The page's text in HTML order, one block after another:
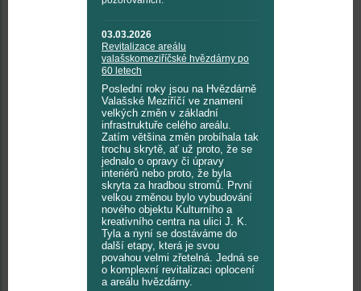
03.03.2026
Revitalizace areálu
valašskomeziříčské hvězdárny po
60 letech
Poslední roky jsou na Hvězdárně
Valašské Meziříčí ve znamení
velkých změn v základní
infrastruktuře celého areálu.
Zatím většina změn probíhala tak
trochu skrytě, ať už proto, že se
jednalo o opravy či úpravy
interiérů nebo proto, že byla
skryta za hradbou stromů. První
velkou změnou bylo vybudování
nového objektu Kulturního a
kreativního centra na ulici J. K.
Tyla a nyní se dostáváme do
další etapy, která je svou
povahou velmi zřetelná. Jedná se
o komplexní revitalizaci oplocení
a areálu hvězdárny.